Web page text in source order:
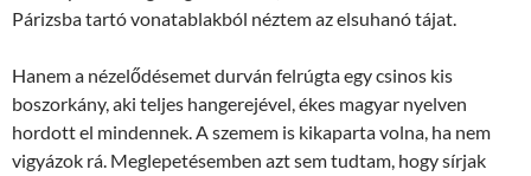
Párizsba tartó vonatablakból néztem az elsuhanó tájat.
Hanem a nézelődésemet durván felrúgta egy csinos kis
boszorkány, aki teljes hangerejével, ékes magyar nyelven
hordott el mindennek. A szemem is kikaparta volna, ha nem
vigyázok rá. Meglepetésemben azt sem tudtam, hogy sírjak